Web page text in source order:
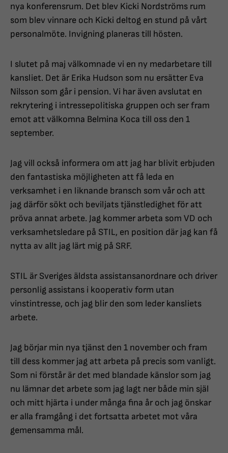
nya konferensrum. Det blev Kicki Nordströms rum
som blev vinnare och Kicki deltog en stund på vårt
personalmöte. Invigning planeras till hösten.
I slutet på maj välkomnade vi en ny medarbetare till
kansliet. Det är Erika Hudson som nu ersätter Eva
Nilsson som går i pension. Vi har även avslutat en
rekrytering i intressepolitiska gruppen och ser fram
emot att välkomna Belmina Koca till oss den 1
september.
Jag vill också informera om att jag har blivit erbjuden
den fantastiska möjligheten att få leda en
verksamhet i en liknande bransch som vår och att
jag därför sökt och beviljats tjänstledighet för att
pröva annat arbete. Jag kommer arbeta som VD och
verksamhetsledare på STIL, en position där jag kan få
nytta av allt jag lärt mig på SRF.
STIL är Sveriges äldsta assistansanordnare och driver
personlig assistans i kooperativ form utan
vinstintresse, och jag blir den som leder kansliets
arbete.
Jag börjar min nya tjänst den 1 november och fram
till dess kommer jag att arbeta på precis som vanligt.
Som ni förstår är det med blandade känslor som jag
nu lämnar det arbete som jag lagt ner både min själ
och mitt hjärta i under många fina år och jag önskar
er alla framgång i det fortsatta arbetet mot våra
gemensamma mål.